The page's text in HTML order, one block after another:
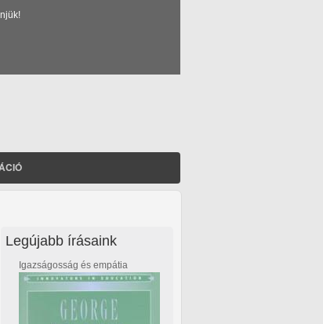
Legújabb írásaink
Igazságosság és empátia